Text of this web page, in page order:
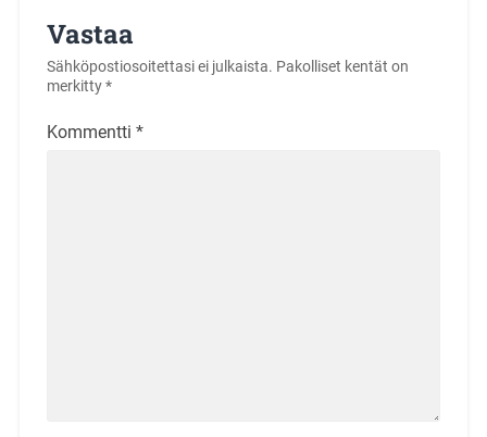
Vastaa
Sähköpostiosoitettasi ei julkaista. Pakolliset kentät on
merkitty*
Kommentti *